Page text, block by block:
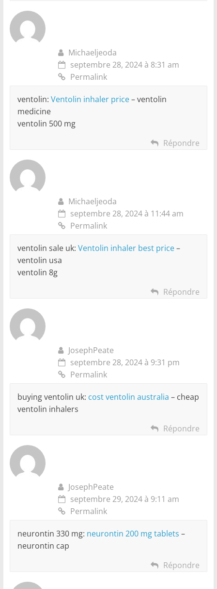
Michaeljeoda
septembre 28, 2024 à 8:31 am
Permalink
ventolin: Ventolin inhaler price– ventolin
medicine
ventolin 500 mg
Répondre
Michaeljeoda
septembre 28, 2024 à 11:44 am
Permalink
ventolin sale uk: Ventolin inhaler best price–
ventolin usa
ventolin 8g
Répondre
JosephPeate
septembre 28, 2024 à 9:31 pm
Permalink
buying ventolin uk: cost ventolin australia – cheap
ventolin inhalers
Répondre
JosephPeate
septembre 29, 2024 à 9:11 am
Permalink
neurontin 330 mg: neurontin 200 mg tablets –
neurontin cap
Répondre